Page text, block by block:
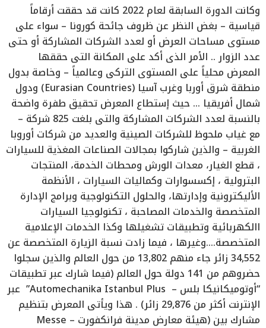
وكانت الدورة السابقة لعام 2022 كانت قد حققت أرقاماً
قياسية – بغض النظر عن ظروف جائحة كورونا – سواء على
مستوى مساحات العرض أو لعدد الشركات المشاركة أو حتى
عدد الزوار .. الأمر الذى أكد على المكانة التى حققها
المعرض محلياً على المستوى التركى وعالمياً – وخاصة بدول
منطقة شرق أوربا وغرب آسيا (Eurasian Countries) ودول
شمال أفريقيا … حيث إستطاع المعرض تحقيق طفرة واضحة
بالنسبة لعدد الشركات المشاركة والتى بلغت 825 شركة –
مع غياب ملحوظ للشركات الصينية والعديد من شركات أوروبا
الغربية – والذين شاركوا بمجالات الصناعات المغذية للسيارات
، قطع الغيار، معدات الورش ومحطات الخدمة، المنتجات
البترولية ، إكسسوارات وكماليات السيارات ، الأنظمة
الأليكترونية وإدارتها، والحلول التكنولوجية وبرامج الإدارة
المتخصصة والخدمات المصاحبة ، تكنولوجيا السيارات
االكهربائية وتطبيقات تشغيلها وكذا الخدمات الإعلامية
المتخصصة….وغيرها ، فيما زادت نسبة الزيارة المتخصصة عن
34,552 زائر جاء منهم 13,802 من حول العالم والذين سجلوا
حضروهم من 141 دولة حول العالم (فيما شارك عبر تطبيقات
“أوتوميكانيكا بلس – Automechanika Istanbul Plus” عبر
الإنترنت أكثر من 29,876 زائر) . هذا ويأتى المعرض بتنظيم
مشارك بين (هيئة معارض مدينة فرانكفورت – Messe